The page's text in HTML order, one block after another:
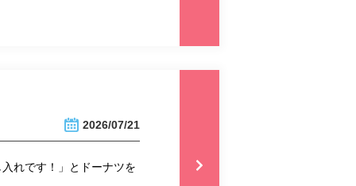
2026/07/21
れです！」とドーナツを